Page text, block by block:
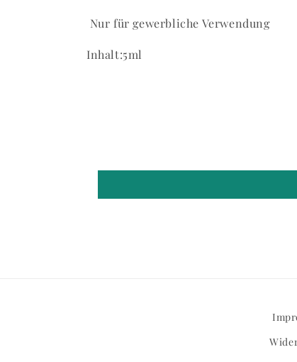
Nur für gewerbliche Verwendung
Inhalt:5ml